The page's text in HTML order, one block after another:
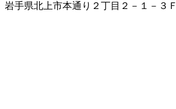
岩手県北上市本通り２丁目２－１－３Ｆ